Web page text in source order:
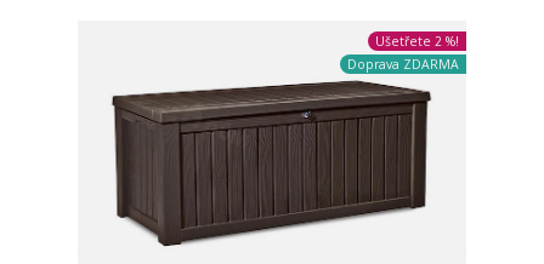
Ušetřete 2 %!
Doprava ZDARMA